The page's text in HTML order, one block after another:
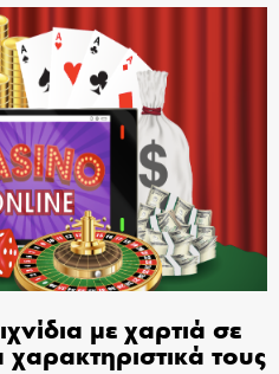
με χαρτιά σε
τους